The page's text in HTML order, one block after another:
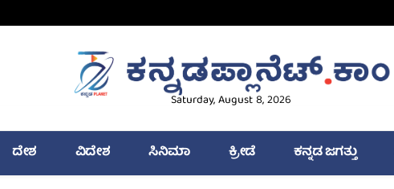
Saturday, August 8, 2026
ದೇಶ ವಿದೇಶ ಸಿನಿಮಾ ಕ್ರೀಡೆ ಕನ್ನಡ ಜಗತ್ತು